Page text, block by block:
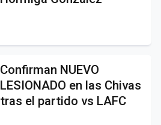
Confirman NUEVO
LESIONADO en las Chivas
tras el partido vs LAFC